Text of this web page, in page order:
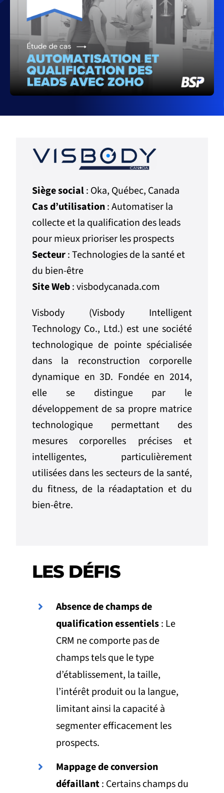
Siège social: Oka, Québec, Canada
Cas d’utilisation:Automatiser la
collecte et la qualification des leads
pour mieux prioriser les prospects
Secteur:Technologies de la santé et
du bien-être
Site Web:visbodycanada.com
Visbody (Visbody Intelligent
Technology Co., Ltd.) est une société
technologique de pointe spécialisée
dans la reconstruction corporelle
dynamique en 3D. Fondée en 2014,
elle se distingue par le
développement de sa propre matrice
technologique permettant des
mesures corporelles précises et
intelligentes, particulièrement
utilisées dans les secteurs de la santé,
du fitness, de la réadaptation et du
bien-être.
LES DÉFIS
Absence de champs de
qualification essentiels: Le
CRM ne comporte pas de
champs tels que le type
d’établissement, la taille,
l’intérêt produit ou la langue,
limitant ainsi la capacité à
segmenter efficacement les
prospects.
Mappage de conversion
défaillant: Certains champs du